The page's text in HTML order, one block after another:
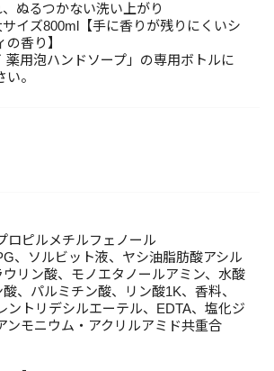
ぬるつかない洗い上がり
イズ800ml【手に香りが残りにくいシ
の香り】
薬用泡ハンドソープ」の専用ボトルに
。
ロピルメチルフェノール
、ソルビット液、ヤシ油脂肪酸アシル
リン酸、モノエタノールアミン、水酸
、パルミチン酸、リン酸1K、香料、
ントリデシルエーテル、EDTA、塩化ジ
ンモニウム・アクリルアミド共重合